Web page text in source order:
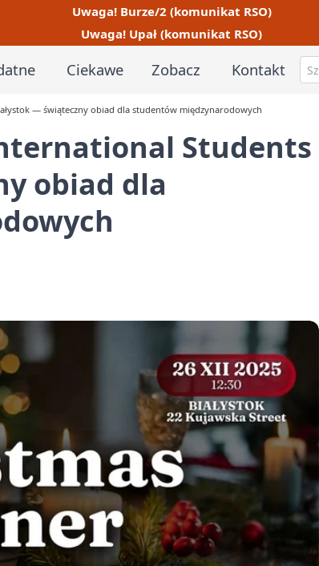
Uwaga! Burze/2 (komunikat RSO)
Uwaga! Upał (komunikat RSO)
Ciekawe Zobacz Kontakt
— świąteczny obiad dla studentów międzynarodowych
Students
obiad dla